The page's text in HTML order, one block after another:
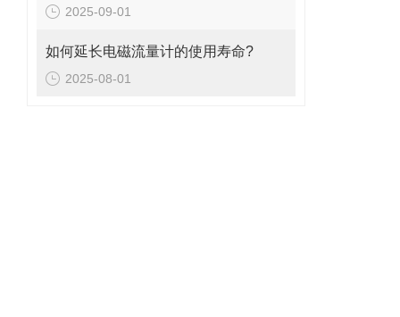
2025-09-01
如何延长电磁流量计的使用寿命?
2025-08-01